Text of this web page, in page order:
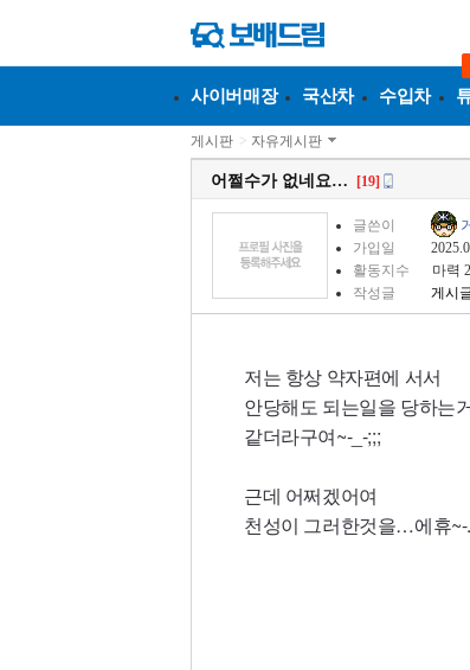
사이버매장 국산차 수입차
게시판 > 자유게시판
어쩔수가 없네요… [19]
글쓴이
가입일
활동지수
마력
작성글
게시
저는 항상 약자편에 서서
안당해도 되는일을 당하는
같더라구여~-_-;;;
근데 어쩌겠어여
천성이 그러한것을…에휴~-